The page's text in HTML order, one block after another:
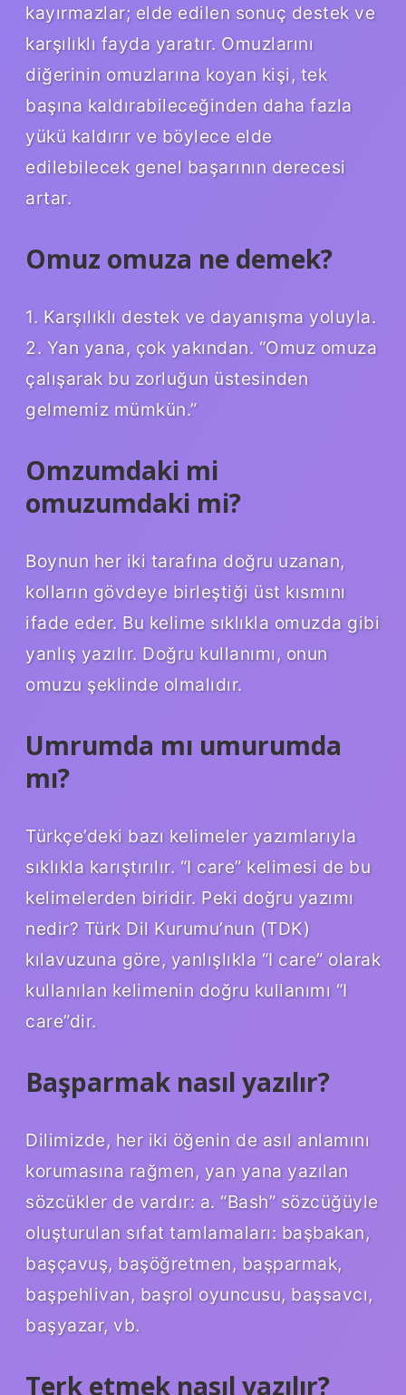
kayırmazlar; elde edilen sonuç destek ve
karşılıklı fayda yaratır. Omuzlarını
diğerinin omuzlarına koyan kişi, tek
başına kaldırabileceğinden daha fazla
yükü kaldırır ve böylece elde
edilebilecek genel başarının derecesi
artar.
Omuz omuza ne demek?
1. Karşılıklı destek ve dayanışma yoluyla.
2. Yan yana, çok yakından. “Omuz omuza
çalışarak bu zorluğun üstesinden
gelmemiz mümkün.”
Omzumdaki mi
omuzumdaki mi?
Boynun her iki tarafına doğru uzanan,
kolların gövdeye birleştiği üst kısmını
ifade eder. Bu kelime sıklıkla omuzda gibi
yanlış yazılır. Doğru kullanımı, onun
omuzu şeklinde olmalıdır.
Umrumda mı umurumda
mı?
Türkçe’deki bazı kelimeler yazımlarıyla
sıklıkla karıştırılır. “I care” kelimesi de bu
kelimelerden biridir. Peki doğru yazımı
nedir? Türk Dil Kurumu’nun (TDK)
kılavuzuna göre, yanlışlıkla “I care” olarak
kullanılan kelimenin doğru kullanımı “I
care”dir.
Başparmak nasıl yazılır?
Dilimizde, her iki öğenin de asıl anlamını
korumasına rağmen, yan yana yazılan
sözcükler de vardır: a. “Bash” sözcüğüyle
oluşturulan sıfat tamlamaları: başbakan,
başçavuş, başöğretmen, başparmak,
başpehlivan, başrol oyuncusu, başsavcı,
başyazar, vb.
Terk etmek nasıl yazılır?